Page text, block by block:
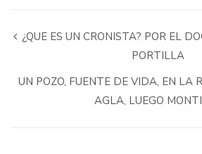
¿QUE ES UN CRONISTA? POR EL
PORTILLA
UN POZO, FUENTE DE VIDA, EN LA
AGLA, LUEGO